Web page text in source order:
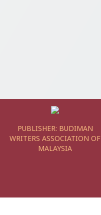
PUBLISHER: BUDIMAN
WRITERS ASSOCIATION OF
MALAYSIA